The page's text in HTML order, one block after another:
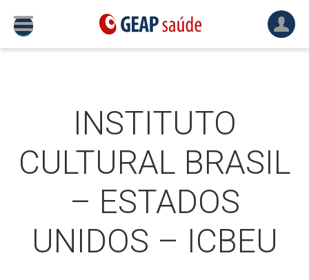
INSTITUTO
CULTURAL BRASIL
– ESTADOS
UNIDOS – ICBEU